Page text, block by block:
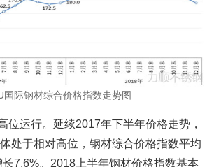
国际钢材综合价格指数走势图
位运行。延续2017年下半年价格走势，
处于相对高位，钢材综合价格指数平均
7.6%。2018上半年钢材价格指数基本